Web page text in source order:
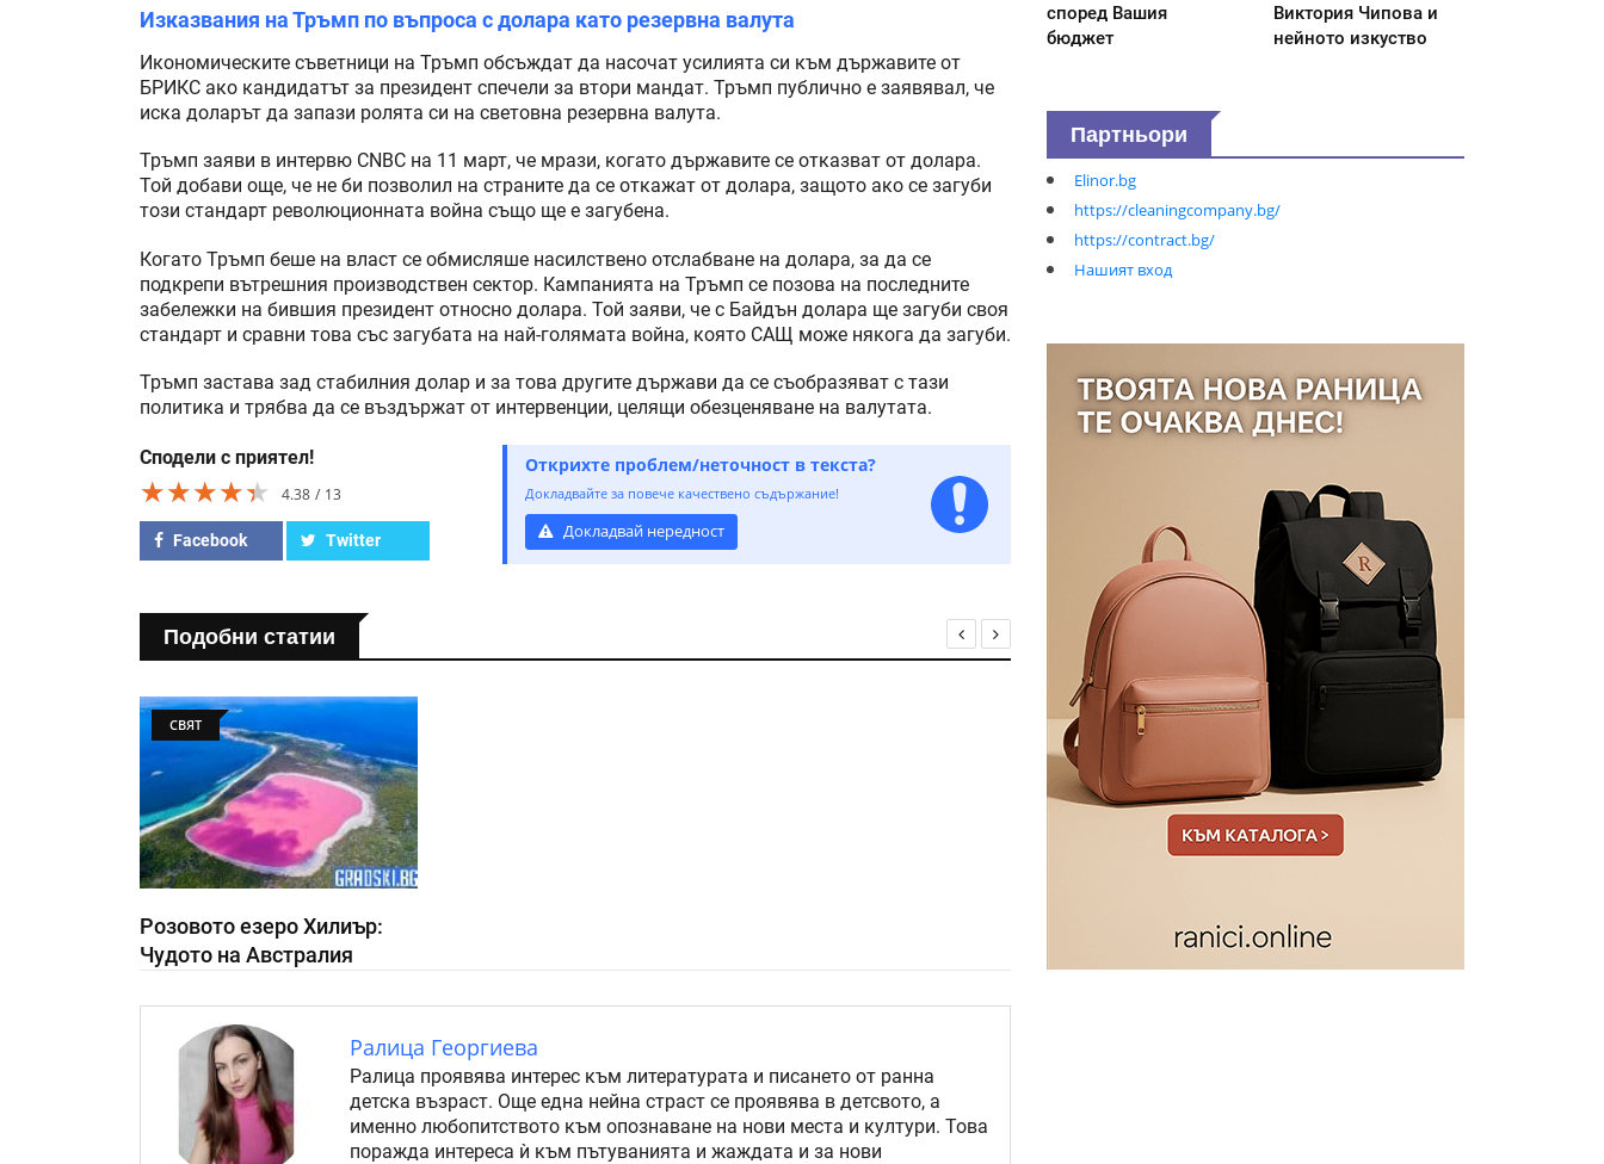
Изказвания на Тръмп по въпроса с долара като резервна валута
Икономическите съветници на Тръмп обсъждат да насочат усилията си към държавите от
БРИКС ако кандидатът за президент спечели за втори мандат. Тръмп публично е заявявал, че
иска доларът да запази ролята си на световна резервна валута.
Тръмп заяви в интервю CNBC на 11 март, че мрази, когато държавите се отказват от долара.
Той добави още, че не би позволил на страните да се откажат от долара, защото ако се загуби
този стандарт революционната война също ще е загубена.
Когато Тръмп беше на власт се обмисляше насилствено отслабване на долара, за да се
подкрепи вътрешния производствен сектор. Кампанията на Тръмп се позова на последните
забележки на бившия президент относно долара. Той заяви, че с Байдън долара ще загуби своя
стандарт и сравни това със загубата на най-голямата война, която САЩ може някога да загуби.
Тръмп застава зад стабилния долар и за това другите държави да се съобразяват с тази
политика и трябва да се въздържат от интервенции, целящи обезценяване на валутата.
Сподели с приятел!
★★★★★
★★★★★
★★★★★ 4.38 13
Facebook Twitter
Открихте проблем/неточност в текста?
Докладвайте за повече качествено съдържание!
Докладвай нередност
Подобни статии
СВЯТ
Розовото езеро Хилиър:
Чудото на Австралия
Ралица Георгиева
Ралица проявява интерес към литературата и писането от ранна
детска възраст. Още една нейна страст се проявява в детсвото, а
именно любопитството към опознаване на нови места и култури. Това
поражда интереса ѝ към пътуванията и жаждата и за нови
според Вашия
бюджет
Виктория Чипова и
нейното изкуство
Партньори
Elinor.bg
https://cleaningcompany.bg/
https://contract.bg/
Нашият вход